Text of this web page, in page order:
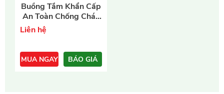
- Công suất: 5kW
- Dung tích nước: 1000L
- In/Out nước: R1-1/4"; R2"
- Vật liệu: Inox 316
- Bảo hành: 12 tháng
Buồng Tắm Khẩn Cấp
An Toàn Chống Cháy
Nổ Guardist
Liên hệ
MUA NGAY BÁO GIÁ